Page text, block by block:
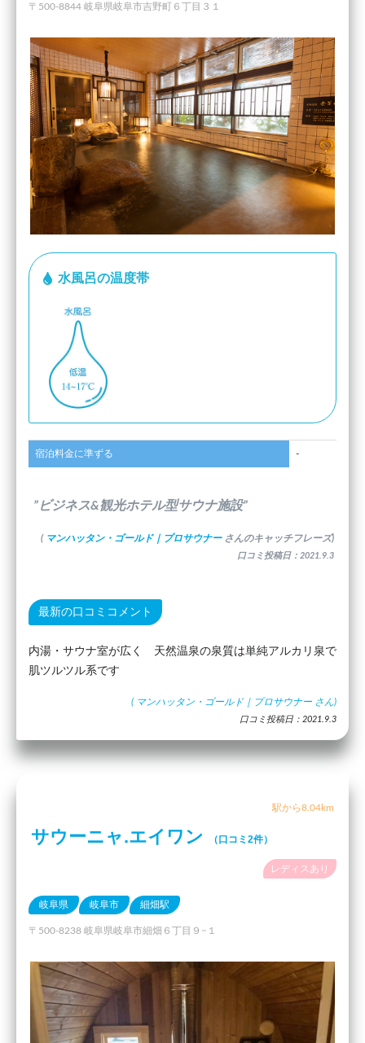
〒500-8844 岐阜県岐阜市吉野町６丁目３１
水風呂の温度帯
宿泊料金に準ずる -
”ビジネス&観光ホテル型サウナ施設”
( マンハッタン・ゴールド｜プロサウナー さんのキャッチフレーズ)
口コミ投稿日：2021.9.3
最新の口コミコメント
内湯・サウナ室が広く 天然温泉の泉質は単純アルカリ泉で
肌ツルツル系です
( マンハッタン・ゴールド｜プロサウナー さん)
口コミ投稿日：2021.9.3
駅から8.04km
サウーニャ.エイワン （口コミ2件）
レディスあり
岐阜県 岐阜市 細畑駅
〒500-8238 岐阜県岐阜市細畑６丁目９−１